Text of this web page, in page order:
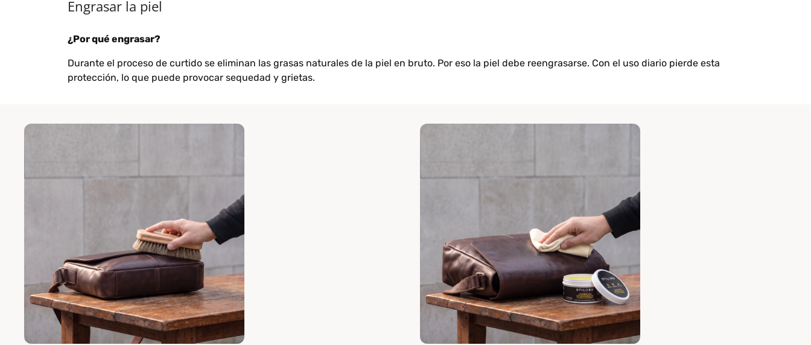
Engrasar la piel
¿Por qué engrasar?
Durante el proceso de curtido se eliminan las grasas naturales de la piel en bruto. Por eso la piel debe reengrasarse. Con el uso diario pierde esta
protección, lo que puede provocar sequedad y grietas.